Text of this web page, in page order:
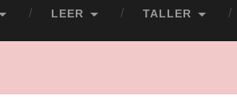
LEER TALLER